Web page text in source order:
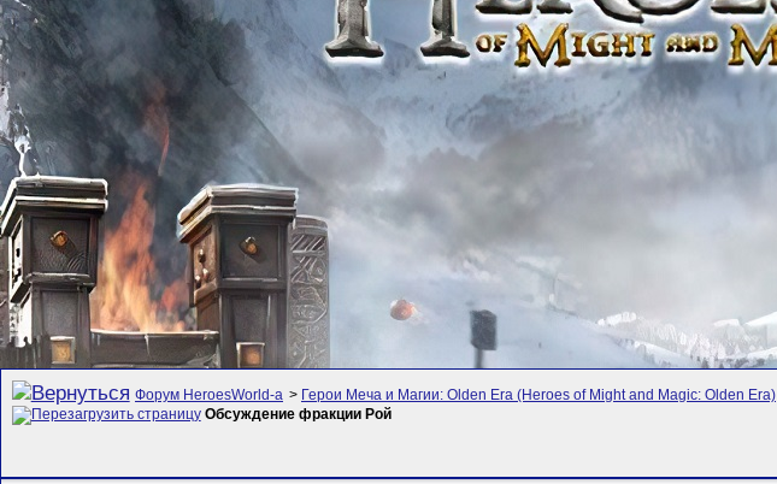
Форум HeroesWorld-а > Герои Меча и Магии: Olden Era (Heroes of Might and Magic: Olden Era)
Обсуждение фракции Рой